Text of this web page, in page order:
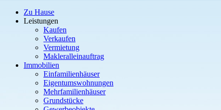
Zu Hause
Leistungen
Kaufen
Verkaufen
Vermietung
Makleralleinauftrag
Immobilien
Einfamilienhäuser
Eigentumswohnungen
Mehrfamilienhäuser
Grundstücke